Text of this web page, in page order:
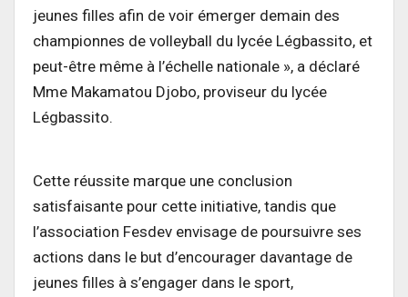
jeunes filles afin de voir émerger demain des
championnes de volleyball du lycée Légbassito, et
peut-être même à l’échelle nationale », a déclaré
Mme Makamatou Djobo, proviseur du lycée
Légbassito.
Cette réussite marque une conclusion
satisfaisante pour cette initiative, tandis que
l’association Fesdev envisage de poursuivre ses
actions dans le but d’encourager davantage de
jeunes filles à s’engager dans le sport,